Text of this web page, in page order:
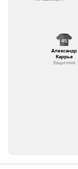
45
Александр
Каррье
Защитник